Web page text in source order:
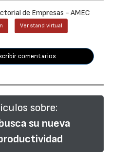
de Empresas - AMEC
Ver stand virtual
comentarios
sobre:
su nueva